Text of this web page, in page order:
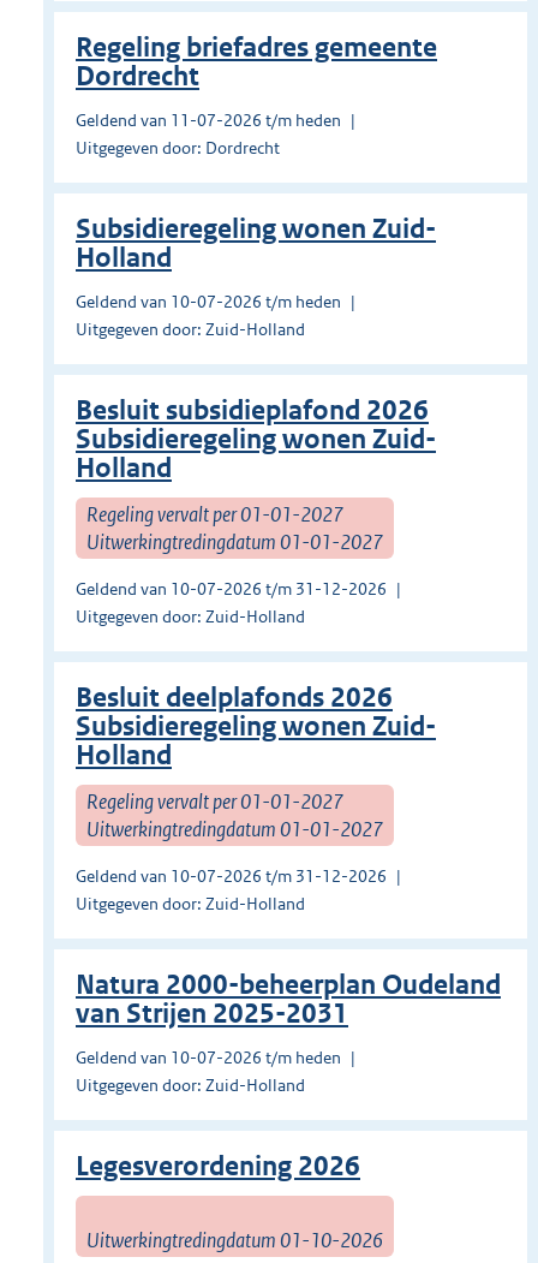
Regeling briefadres gemeente
Dordrecht
Geldend van 11-07-2026 t/m heden
Uitgegeven door: Dordrecht
Subsidieregeling wonen Zuid-
Holland
Geldend van 10-07-2026 t/m heden
Uitgegeven door: Zuid-Holland
Besluit subsidieplafond 2026
Subsidieregeling wonen Zuid-
Holland
Regeling vervalt per 01-01-2027
Uitwerkingtredingdatum 01-01-2027
Geldend van 10-07-2026 t/m 31-12-2026
Uitgegeven door: Zuid-Holland
Besluit deelplafonds 2026
Subsidieregeling wonen Zuid-
Holland
Regeling vervalt per 01-01-2027
Uitwerkingtredingdatum 01-01-2027
Geldend van 10-07-2026 t/m 31-12-2026
Uitgegeven door: Zuid-Holland
Natura 2000-beheerplan Oudeland
van Strijen 2025-2031
Geldend van 10-07-2026 t/m heden
Uitgegeven door: Zuid-Holland
Legesverordening 2026
Uitwerkingtredingdatum 01-10-2026